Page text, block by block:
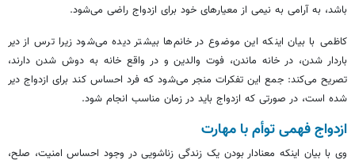
باشد، به آرامی به نیمی از معیارهای خود برای ازدواج راضی می‌شود.
کاظمی با بیان اینکه این موضوع در خانم‌ها بیشتر دیده می‌شود زیرا ترس از دیر
باردار شدن، در خانه ماندن، فوت والدین و در واقع خانه به دوش شدن دارند،
تصریح می‌کند: جمع این تفکرات منجر می‌شود که فرد احساس کند برای ازدواج دیر
شده است، در صورتی که ازدواج باید در زمان مناسب انجام شود.
ازدواج فهمی توأم با مهارت
وی با بیان اینکه معنادار بودن یک زندگی زناشویی در وجود احساس امنیت، صلح،